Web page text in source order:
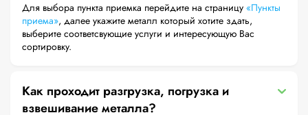
Для выбора пункта приемка перейдите на страницу «Пункты
приема», далее укажите металл который хотите здать,
выберите соответсвующие услуги и интересующую Вас
сортировку.
Как проходит разгрузка, погрузка и
взвешивание металла?